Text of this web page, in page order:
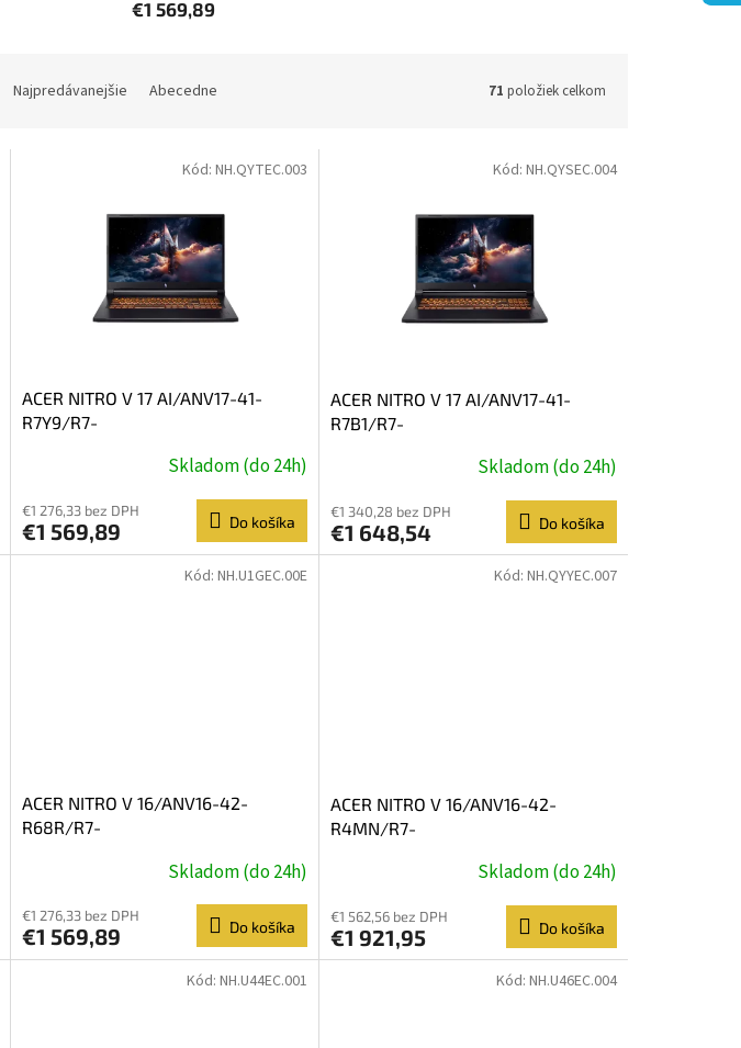
€1 569,89
Najpredávanejšie Abecedne 71 položiek celkom
ACER NITRO V 17 AI/ANV17-41-
R7Y9/R7-
5050/bez OS/Black/2RSkladom (do 24h)
€1 276,33 bez DPH
€1 569,89 Do košíka
Kód: NH.QYTEC.003
ACER NITRO V 17 AI/ANV17-41-
R7B1/R7-
5050/W11H/Black/2RSkladom (do 24h)
€1 340,28 bez DPH
€1 648,54 Do košíka
Kód: NH.QYSEC.004
ACER NITRO V 16/ANV16-42-
R68R/R7-
5060/bez OS/Black/2RSkladom (do 24h)
€1 276,33 bez DPH
€1 569,89 Do košíka
Kód: NH.U1GEC.00E
ACER NITRO V 16/ANV16-42-
R4MN/R7-
5070/W11H/Black/2RSkladom (do 24h)
€1 562,56 bez DPH
€1 921,95 Do košíka
Kód: NH.QYYEC.007
Kód: NH.U44EC.001 Kód: NH.U46EC.004